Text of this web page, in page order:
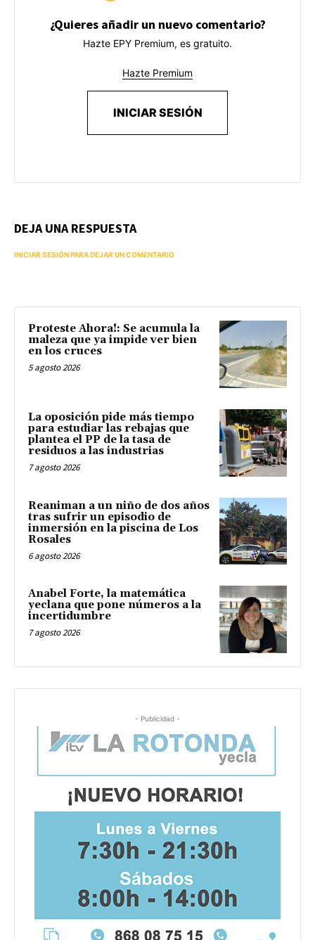
¿Quieres añadir un nuevo comentario?
Hazte EPY Premium, es gratuito.
Hazte Premium
INICIAR SESIÓN
DEJA UNA RESPUESTA
INICIAR SESIÓN PARA DEJAR UN COMENTARIO
Proteste Ahora!: Se acumula la
maleza que ya impide ver bien
en los cruces
5 agosto 2026
La oposición pide más tiempo
para estudiar las rebajas que
plantea el PP de la tasa de
residuos a las industrias
7 agosto 2026
Reaniman a un niño de dos años
tras sufrir un episodio de
inmersión en la piscina de Los
Rosales
6 agosto 2026
Anabel Forte, la matemática
yeclana que pone números a la
incertidumbre
7 agosto 2026
- Publicidad -